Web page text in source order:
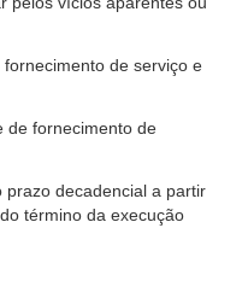
de serviço e
de fornecimento de
prazo decadencial a partir
término da execução